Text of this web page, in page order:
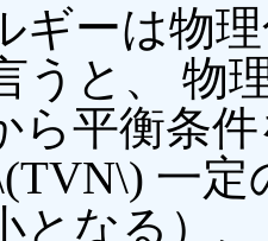
ギーは物
うと、 物
ら平衡条
\(TVN\) 一
となる）